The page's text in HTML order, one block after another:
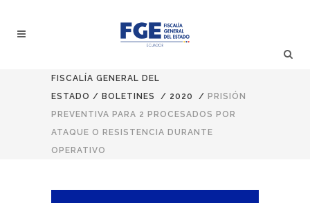
FISCALÍA GENERAL DEL
ESTADO / BOLETINES / 2020 / PRISIÓN
PREVENTIVA PARA 2 PROCESADOS POR
ATAQUE O RESISTENCIA DURANTE
OPERATIVO